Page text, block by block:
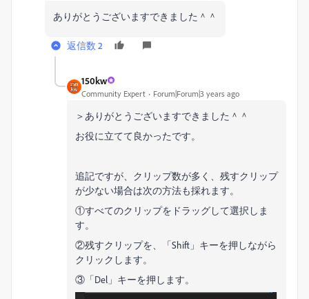
ありがとうございますできました＾＾
返信数 2
150kw
Community Expert Forum|Forum|3 years ago
＞ありがとうございますできました＾＾
お役に立てて良かったです。
追記ですが、クリップ数が多く、残すクリップ
が少ない場合は次の方法も採れます。
①すべてのクリップをドラッグして選択しま
す。
②残すクリップを、「Shift」キーを押しながら
クリックします。
③「Del」キーを押します。